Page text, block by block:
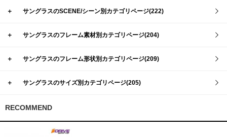
＋ サングラスのSCENE/シーン別カテゴリページ(222)
＋ サングラスのフレーム素材別カテゴリページ(204)
＋ サングラスのフレーム形状別カテゴリページ(209)
＋ サングラスのサイズ別カテゴリページ(205)
RECOMMEND